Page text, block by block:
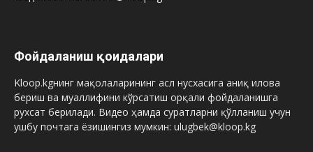
Фойдаланиш қоидалари
Kloop.kgнинг мақолаларининг асл нусхасига аниқ илова
бериш ва муаллифини кўрсатиш орқали фойдаланишга
рухсат берилади. Видео ҳамда суратларни қўлланиш учун
ушбу почтага ёзишингиз мумкин: ulugbek@kloop.kg